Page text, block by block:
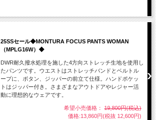
25SSセール◆MONTURA FOCUS PANTS WOMAN
（MPLG16W）◆
DWR耐久撥水処理を施した4方向ストレッチ生地を使用し
たパンツです。ウエストはストレッチバンドとベルトル
ープに、ボタン、ジッパーの前立て仕様。ハンドポケッ
トはジッパー付き。さまざまなアウトドアやレジャー活
動に理想的なウェアです。
希望小売価格： 19,800円(税込)
価格:13,860円(税抜 12,600円)